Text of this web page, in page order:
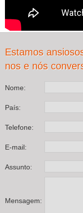
Estamos
nos e nós
Nome:
País:
Telefone:
E-mail:
Assunto:
Mensagem: